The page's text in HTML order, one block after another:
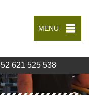
MENU
621 525 538